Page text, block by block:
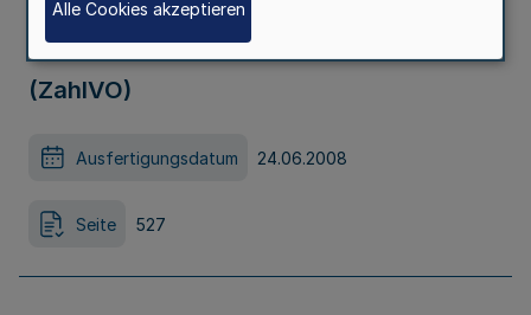
Zwangsversteigerungsverfahren
(ZahlVO)
Ausfertigungsdatum 24.06.2008
Seite 527
Alle Cookies akzeptieren